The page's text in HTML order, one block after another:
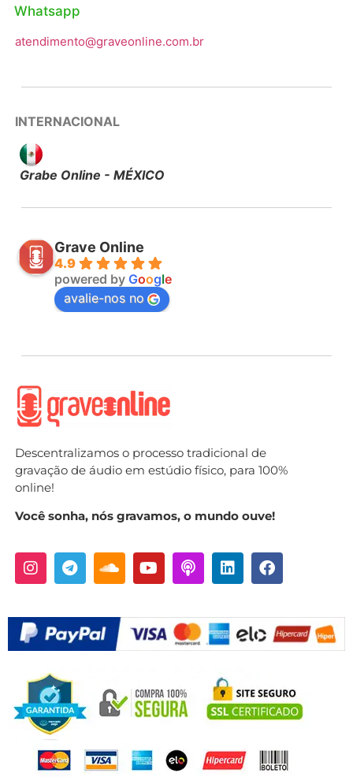
Whatsapp
atendimento@graveonline.com.br
INTERNACIONAL
Grabe Online - MÉXICO
Grave Online
4.9
powered by Google
avalie-nos no
Descentralizamos o processo tradicional de
gravação de áudio em estúdio físico, para 100%
online!
Você sonha, nós gravamos, o mundo ouve!